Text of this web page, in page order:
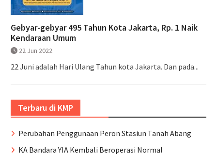
Gebyar-gebyar 495 Tahun Kota Jakarta, Rp. 1 Naik
Kendaraan Umum
22 Jun 2022
22 Juni adalah Hari Ulang Tahun kota Jakarta. Dan pada...
Terbaru di KMP
Perubahan Penggunaan Peron Stasiun Tanah Abang
KA Bandara YIA Kembali Beroperasi Normal